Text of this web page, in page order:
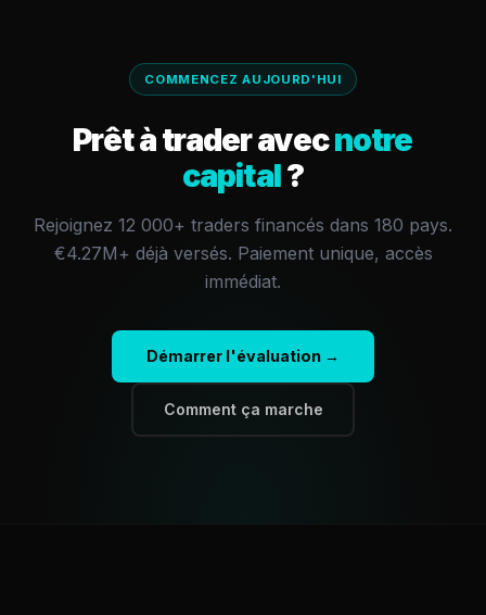
COMMENCEZ AUJOURD'HUI
Prêt à trader avecnotre
capital?
Rejoignez 12 000+ traders financés dans 180 pays.
€4.27M+ déjà versés. Paiement unique, accès
immédiat.
Démarrer l'évaluation →
Comment ça marche